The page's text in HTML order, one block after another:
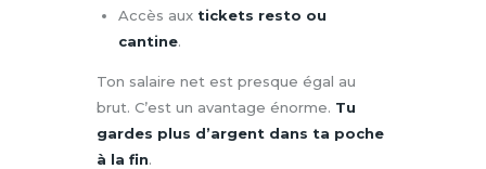
Accès aux tickets resto ou
cantine.
Ton salaire net est presque égal au
brut. C’est un avantage énorme. Tu
gardes plus d’argent dans ta poche
à la fin.